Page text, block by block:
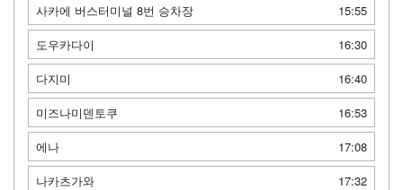
사카에 버스터미널 8번 승차장
15:55
도우카다이
16:30
다지미
16:40
미즈나미덴토쿠
16:53
에나
17:08
나카츠가와
17:32